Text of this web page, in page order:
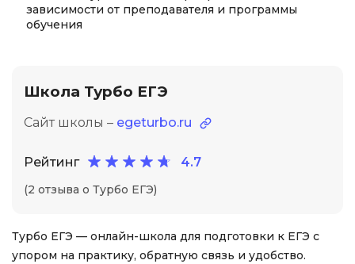
зависимости от преподавателя и программы
обучения
Школа Турбо ЕГЭ
Сайт школы – egeturbo.ru
Рейтинг 4.7
(2 отзыва о Турбо ЕГЭ)
Турбо ЕГЭ — онлайн-школа для подготовки к ЕГЭ с
упором на практику, обратную связь и удобство.